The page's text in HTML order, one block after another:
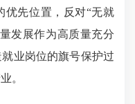
优先位置，反对“无就
发展作为高质量充分
业岗位的旗号保护过
。